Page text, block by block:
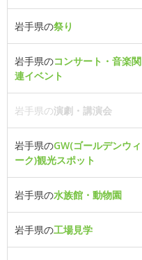
岩手県の祭り
岩手県のコンサート・音楽関
連イベント
岩手県の演劇・講演会
岩手県のGW(ゴールデンウィ
ーク)観光スポット
岩手県の水族館・動物園
岩手県の工場見学